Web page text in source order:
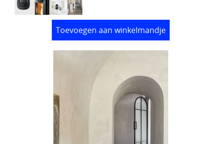
Toevoegen aan winkelmandje